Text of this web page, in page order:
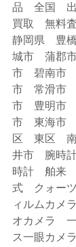
品　全国　
買取　無料
静岡県　豊
城市　蒲郡
市　碧南市
市　常滑市
市　豊明市
市　東海市
区　東区　
井市　腕時
時計　舶来
式　クォー
ィルムカメ
オカメラ　
ス一眼カメ